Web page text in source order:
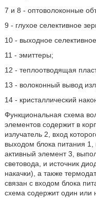
7 и 8 - оптоволоконные
9 - глухое селективное
10 - выходное
11 - эмиттеры;
12 - теплоотводящая
13 - волоконный вывод
14 - кристаллический
Функциональная схема
элементов содержит в
излучатель 2, вход
выходом блока питания
активный элемент 3,
световода, и источник
накачки), а также
связан с входом блока
схема содержит один или